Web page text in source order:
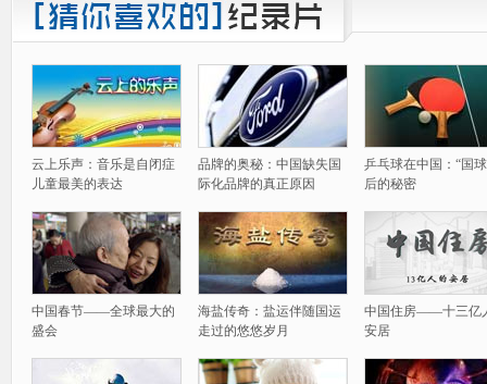
云上乐声：音乐是自闭症
儿童最美的表达
品牌的奥秘：中国缺失国
际化品牌的真正原因
乒乓球在中国：“国
后的秘密
中国春节——全球最大的
盛会
海盐传奇：盐运伴随国运
走过的悠悠岁月
中国住房——十三亿
安居